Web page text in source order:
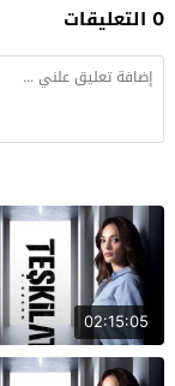
0 التعليقات
02:15:05